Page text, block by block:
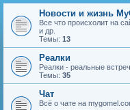
Новости и жизнь
Все что происхолит на
и др.
Темы: 13
Реалки
Реалки - реальные
Темы: 35
Чат
Всё о чате на